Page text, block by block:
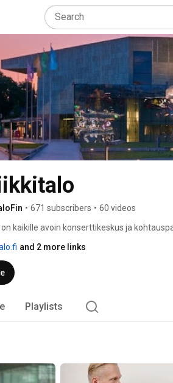
• 671 subscribers • 60 videos
kaikille avoin konserttikeskus ja
and 2 more links
Playlists